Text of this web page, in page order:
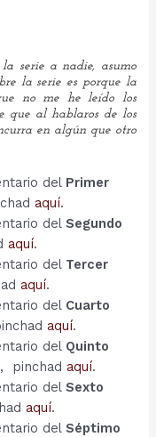
serie a nadie, asumo
la serie es porque la
no me he leído los
que al hablaros de los
en algún que otro
del Primer
aquí.
delSegundo
aquí.
del Tercer
aquí.
del Cuarto
aquí.
del Quinto
, pinchad aquí.
delSexto
aquí.
delSéptimo